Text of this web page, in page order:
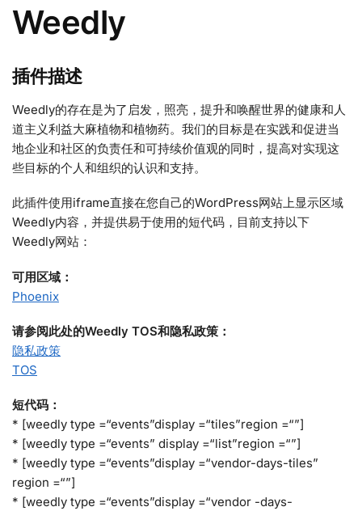
Weedly
插件描述
Weedly的存在是为了启发，照亮，提升和唤醒世界的健康和人
道主义利益大麻植物和植物药。我们的目标是在实践和促进当
地企业和社区的负责任和可持续价值观的同时，提高对实现这
些目标的个人和组织的认识和支持。
此插件使用iframe直接在您自己的WordPress网站上显示区域
Weedly内容，并提供易于使用的短代码，目前支持以下
Weedly网站：
可用区域：
Phoenix
请参阅此处的Weedly TOS和隐私政策：
隐私政策
TOS
短代码：
* [weedly type =“events”display =“tiles”region =“”]
* [weedly type =“events” display =“list”region =“”]
* [weedly type =“events”display =“vendor-days-tiles”
region =“”]
* [weedly type =“events”display =“vendor -days-